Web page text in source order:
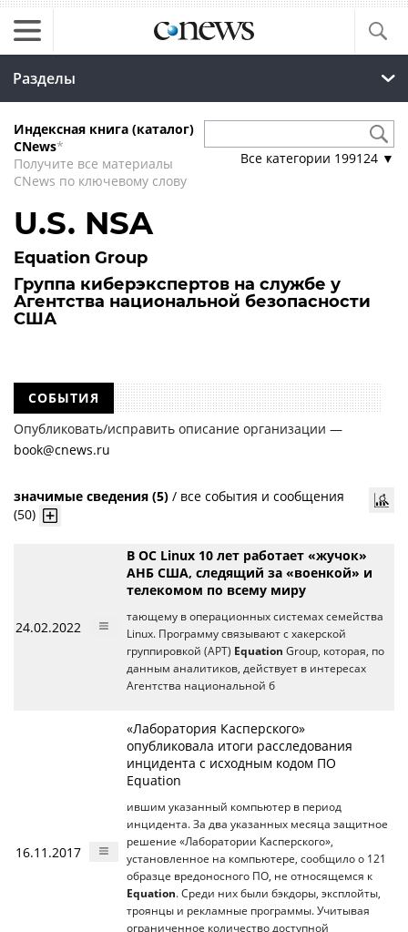
Разделы
Индексная книга (каталог)
CNews*
Получите все материалы
CNews по ключевому слову
Все категории 199124 ▼
U.S. NSA
Equation Group
Группа киберэкспертов на службе у
Агентства национальной безопасности
США
СОБЫТИЯ
Опубликовать/исправить описание организации —
book@cnews.ru
значимые сведения (5) / все события и сообщения
(50)
24.02.2022
В ОС Linux 10 лет работает «жучок»
АНБ США, следящий за «военкой» и
телекомом по всему миру
тающему в операционных системах семейства
Linux. Программу связывают с хакерской
группировкой (APT) Equation Group, которая, по
данным аналитиков, действует в интересах
Агентства национальной б
16.11.2017
«Лаборатория Касперского»
опубликовала итоги расследования
инцидента с исходным кодом ПО
Equation
ившим указанный компьютер в период
инцидента. За два указанных месяца защитное
решение «Лаборатории Касперского»,
установленное на компьютере, сообщило о 121
образце вредоносного ПО, не относящемся к
Equation. Среди них были бэкдоры, эксплойты,
троянцы и рекламные программы. Учитывая
ограниченное количество доступной